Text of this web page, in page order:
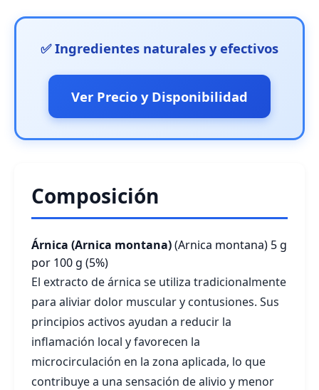
✅ Ingredientes naturales y efectivos
Ver Precio y Disponibilidad
Composición
Árnica (Arnica montana)(Arnica montana) 5 g
por 100 g (5%)
El extracto de árnica se utiliza tradicionalmente
para aliviar dolor muscular y contusiones. Sus
principios activos ayudan a reducir la
inflamación local y favorecen la
microcirculación en la zona aplicada, lo que
contribuye a una sensación de alivio y menor